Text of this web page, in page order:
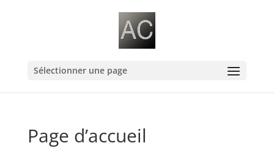
Sélectionner une page
Page d’accueil